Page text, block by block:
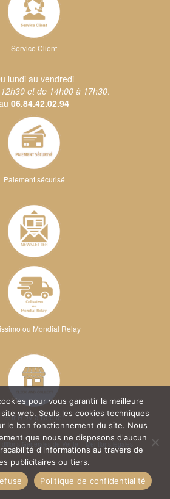
Service Client
lundi au vendredi
et de 14h00 à 17h30.
06.84.42.02.94
Paiement sécurisé
ou Mondial Relay
Sur RDV à l'atelier
Générales de Vente
Mentions légales
pour vous garantir la meilleure
web. Seuls les cookies techniques
le bon fonctionnement du site. Nous
que nous ne disposons d'aucun
d'informations au travers de
publicitaires ou tiers.
Politique de confidentialité